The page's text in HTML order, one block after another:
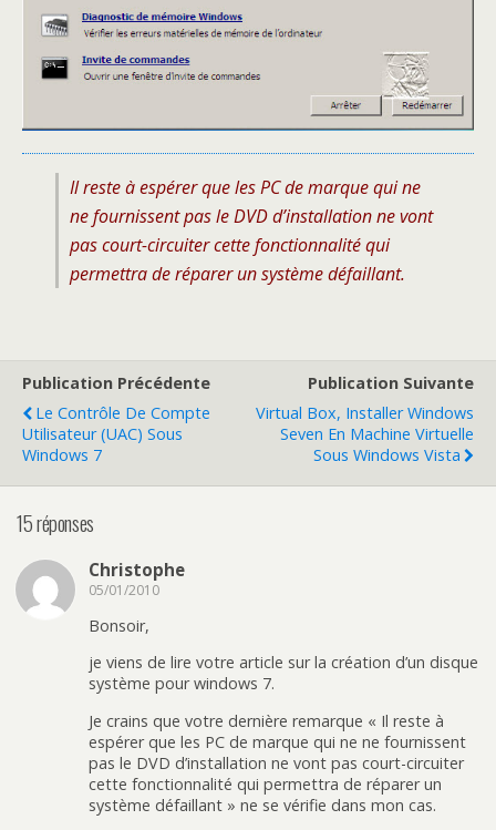
Il reste à espérer que les PC de marque qui ne
ne fournissent pas le DVD d’installation ne vont
pas court-circuiter cette fonctionnalité qui
permettra de réparer un système défaillant.
Publication Précédente
Le Contrôle De Compte
Utilisateur (UAC) Sous
Windows 7
Publication Suivante
Virtual Box, Installer Windows
Seven En Machine Virtuelle
Sous Windows Vista
15 réponses
Christophe
05/01/2010
Bonsoir,
je viens de lire votre article sur la création d’un disque
système pour windows 7.
Je crains que votre dernière remarque « Il reste à
espérer que les PC de marque qui ne ne fournissent
pas le DVD d’installation ne vont pas court-circuiter
cette fonctionnalité qui permettra de réparer un
système défaillant » ne se vérifie dans mon cas.